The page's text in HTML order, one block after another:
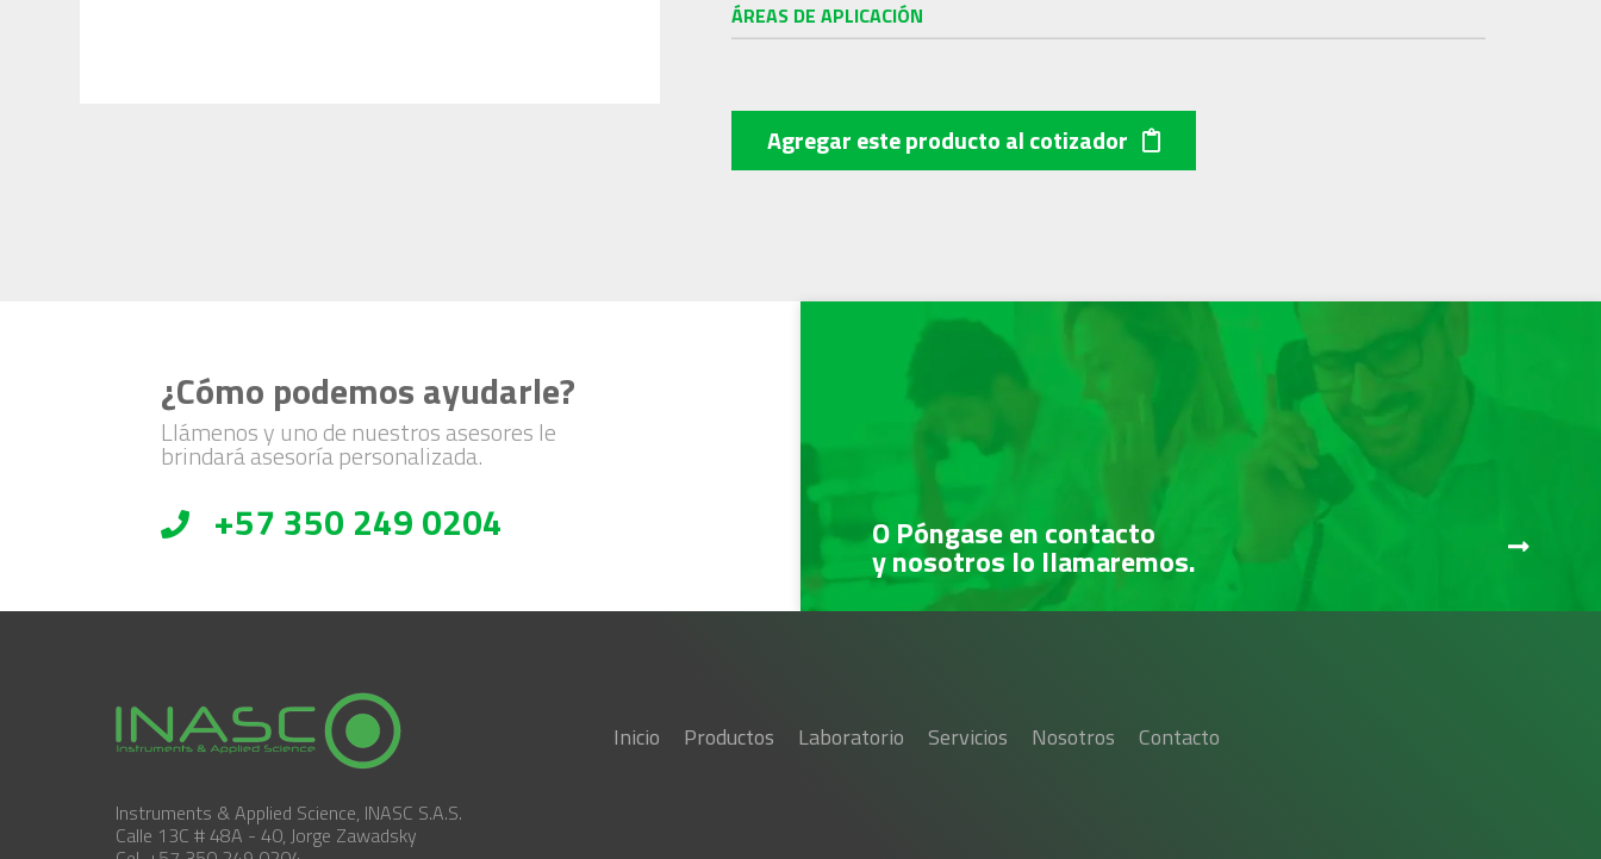
ÁREAS DE APLICACIÓN
Agregar este productoal cotizador
¿Cómo podemos ayudarle?
Llámenos y uno de nuestros asesores le
brindará asesoría personalizada.
+57 350 249 0204 O Póngase en contacto
y nosotros lo llamaremos.
Instruments & Applied Science, INASC S.A.S.
Calle 13C # 48A - 40, Jorge Zawadsky
Inicio Productos Laboratorio Servicios Nosotros Contacto